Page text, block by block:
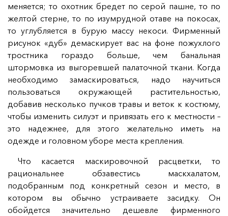
меняется; то охотник бредет по серой пашне, то по
желтой стерне, то по изумрудной отаве на покосах,
то углубляется в бурую массу некоси. Фирменный
рисунок «дуб» демаскирует вас на фоне пожухлого
тростника гораздо больше, чем банальная
штормовка из выгоревшей палаточной ткани. Когда
необходимо замаскироваться, надо научиться
пользоваться окружающей растительностью,
добавив несколько пучков травы и веток к костюму,
чтобы изменить силуэт и привязать его к местности –
это надежнее, для этого желательно иметь на
одежде и головном уборе места крепления.
Что касается маскировочной расцветки, то
рациональнее обзавестись маскхалатом,
подобранным под конкретный сезон и место, в
котором вы обычно устраиваете засидку. Он
обойдется значительно дешевле фирменного